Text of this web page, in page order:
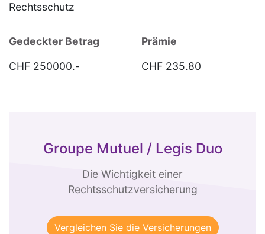
Rechtsschutz
Gedeckter Betrag
CHF 250000.-
Prämie
CHF 235.80
Groupe Mutuel / Legis Duo
Die Wichtigkeit einer
Rechtsschutzversicherung
Vergleichen Sie die Versicherungen